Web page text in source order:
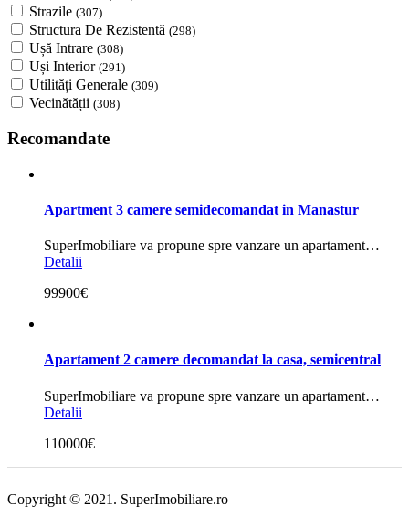
Strazile (307)
Structura De Rezistentă (298)
Ușă Intrare (308)
Uși Interior (291)
Utilități Generale (309)
Vecinătății (308)
Recomandate
Apartment 3 camere semidecomandat in Manastur
SuperImobiliare va propune spre vanzare un apartament…
Detalii
99900€
Apartament 2 camere decomandat la casa, semicentral
SuperImobiliare va propune spre vanzare un apartament…
Detalii
110000€
Copyright © 2021. SuperImobiliare.ro